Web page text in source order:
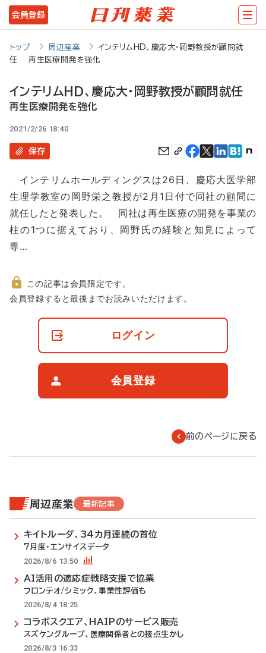
メ
イ
テ
ツ
に
動
会員登録
トップ 周辺産業
インテリムHD、慶応大・岡野教授が顧問就
任 再生医療開発を強化
インテリムHD、慶応大・岡野教授が顧問就任
再生医療開発を強化
2021/2/26 18:40
保存
インテリムホールディングスは26日、慶応大医学部
生理学教室の岡野栄之教授が2月1日付で同社の顧問に
就任したと発表した。 同社は再生医療の開発を事業の
柱の1つに据えており、岡野氏の経験と知見によって
専…
非
この記事は会員限定です。
会員登録すると最後までお読みいただけます。
ログイン
会員登録
前のページに戻る
周辺産業 最新記事
キイトルーダ、34カ月連続の首位
7月度・エンサイスデータ
2026/8/6 13:50
AI活用の適応症戦略支援で協業
フロンテオ/シミック、事業性評価も
2026/8/4 18:25
コラボスクエア、HAIPのサービス販売
スズケングループ、医療関係者との接点生かし
2026/8/3 16:33